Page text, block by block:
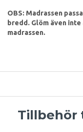
OBS: Madrassen
bredd. Glöm även
madrassen.
Tillbehör